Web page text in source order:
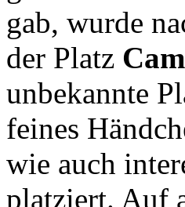
gab, wurde
der Platz
unbekannte
feines
wie auch
platziert. Auf